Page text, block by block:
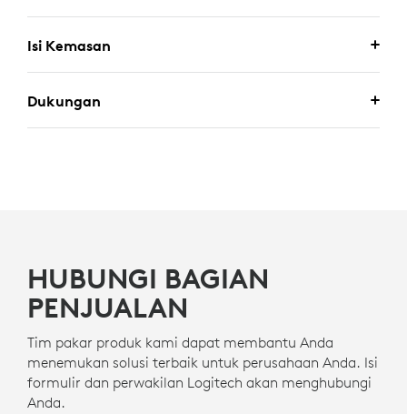
Isi Kemasan
Dukungan
HUBUNGI BAGIAN
PENJUALAN
Tim pakar produk kami dapat membantu Anda
menemukan solusi terbaik untuk perusahaan Anda. Isi
formulir dan perwakilan Logitech akan menghubungi
Anda.